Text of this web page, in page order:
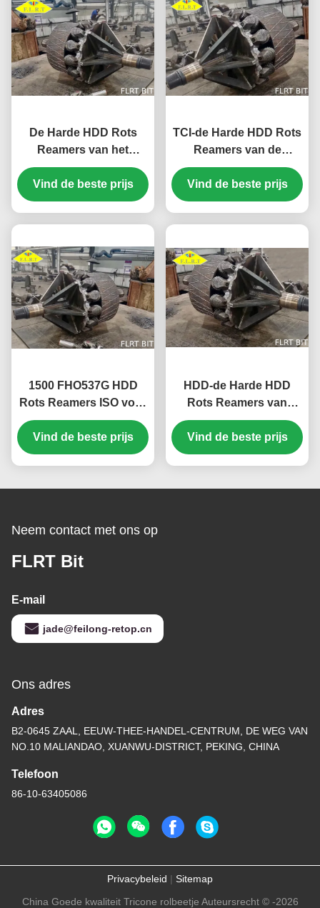
De Harde HDD Rots
Reamers van het
wolframcarbide FHO
voor grote grootte goed
Vind de beste prijs
TCI-de Harde HDD Rots
Reamers van de
Rolkegel voor
Horizontale
Richtingboring
Vind de beste prijs
1500 FHO537G HDD
Rots Reamers ISO voor
de Boring van de
Gatenopener
Vind de beste prijs
HDD-de Harde HDD
Rots Reamers van
Gatenopeners voor
Trenchless-het Beetje
van de Gatenopener
Vind de beste prijs
Neem contact met ons op
FLRT Bit
E-mail
jade@feilong-retop.cn
Ons adres
Adres
B2-0645 ZAAL, EEUW-THEE-HANDEL-CENTRUM, DE WEG VAN
NO.10 MALIANDAO, XUANWU-DISTRICT, PEKING, CHINA
Telefoon
86-10-63405086
Privacybeleid | Sitemap
China Goede kwaliteit Tricone rolbeetje Auteursrecht © -2026